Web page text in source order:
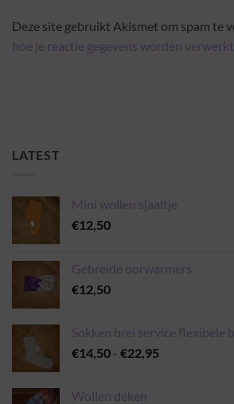
Deze site gebruikt Akismet om spam te
hoe je reactie gegevens worden verwerkt
LATEST
Mini wollen sjaaltje
€12,50
Gebreide oorwarmers
€12,50
Sokken brei service flexibele
€14,50 - €22,95
Wollen deken